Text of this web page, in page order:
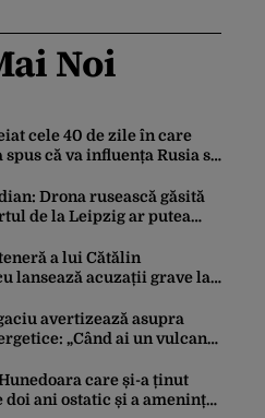
Noi
cele 40 de zile în care
spus că va influența Rusia să
Kievului
Drona rusească găsită
de la Leipzig ar putea
NATO-Rusia
a lui Cătălin
lansează acuzații grave la
„Făcea baie complet
cu copiii”. Fostul consilier
avertizează asupra
„Când ai un vulcan
care și-a ținut
ani ostatic și a amenințat